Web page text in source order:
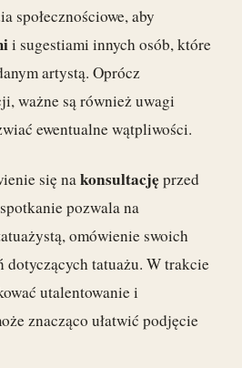
społecznościowe, aby
i sugestiami innych osób, które
artystą. Oprócz
ważne są również uwagi
ewentualne wątpliwości.
się nakonsultacjęprzed
pozwala na
omówienie swoich
dotyczących tatuażu. W trakcie
utalentowanie i
znacząco ułatwić podjęcie